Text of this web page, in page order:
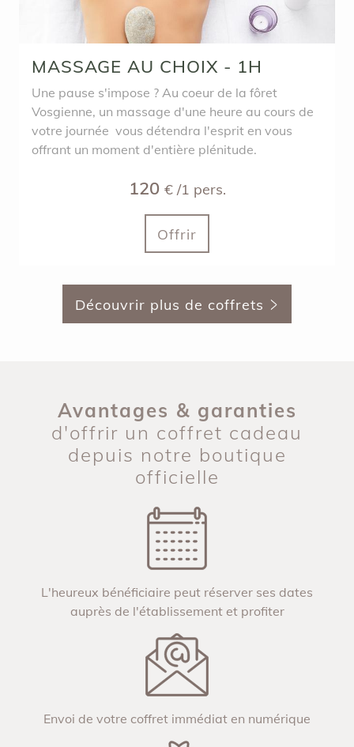
MASSAGE AU CHOIX - 1H
Une pause s'impose ? Au coeur de la fôret
Vosgienne, un massage d'une heure au cours de
votre journée vous détendra l'esprit en vous
offrant un moment d'entière plénitude.
120 € /1 pers.
Offrir
Découvrir plus de coffrets
Avantages & garanties
d'offrir un coffret cadeau
depuis notre boutique
officielle
L'heureux bénéficiaire peut réserver ses dates
auprès de l'établissement et profiter
Envoi de votre coffret immédiat en numérique